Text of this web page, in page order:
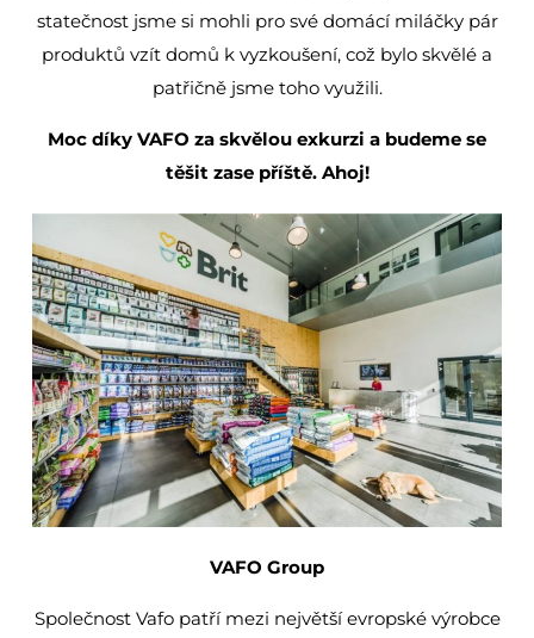
statečnost jsme si mohli pro své domácí miláčky pár
produktů vzít domů k vyzkoušení, což bylo skvělé a
patřičně jsme toho využili.
Moc díky VAFO za skvělou exkurzi a budeme se
těšit zase příště. Ahoj!
VAFO Group
Společnost Vafo patří mezi největší evropské výrobce